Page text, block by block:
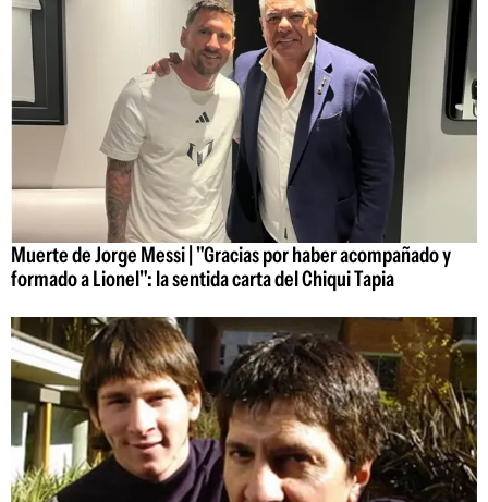
Muerte de Jorge Messi | "Gracias por haber acompañado y
formado a Lionel": la sentida carta del Chiqui Tapia